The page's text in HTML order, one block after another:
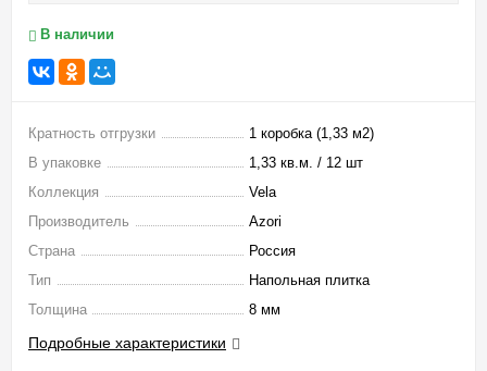
В наличии
Кратность отгрузки
1 коробка (1,33 м2)
В упаковке
1,33 кв.м. / 12 шт
Коллекция
Vela
Производитель
Azori
Страна
Россия
Тип
Напольная плитка
Толщина
8 мм
Подробные характеристики